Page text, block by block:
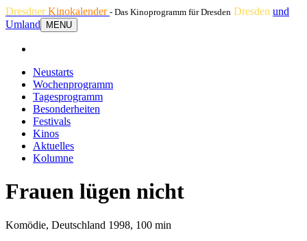
DresdnerKinokalender - Das Kinoprogramm für Dresden Dresden und
Umland
MENU
Neustarts
Wochenprogramm
Tagesprogramm
Besonderheiten
Festivals
Kinos
Aktuelles
Kolumne
Frauen lügen nicht
Komödie, Deutschland 1998, 100 min